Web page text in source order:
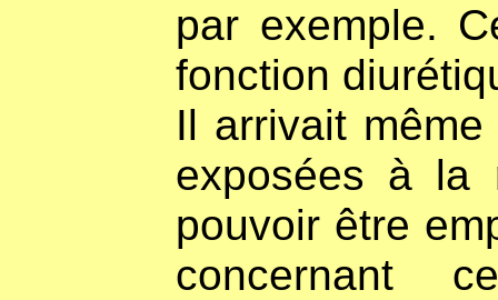
par exemple.
fonction
Il arrivait
exposées à la
pouvoir être
concernant